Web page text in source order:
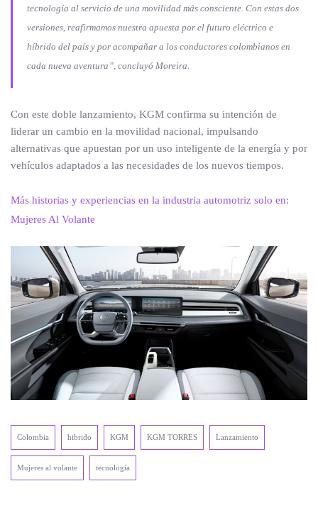
tecnología al servicio de una movilidad más consciente. Con estas dos
versiones, reafirmamos nuestra apuesta por el futuro eléctrico e
híbrido del país y por acompañar a los conductores colombianos en
cada nueva aventura”, concluyó Moreira.
Con este doble lanzamiento, KGM confirma su intención de
liderar un cambio en la movilidad nacional, impulsando
alternativas que apuestan por un uso inteligente de la energía y por
vehículos adaptados a las necesidades de los nuevos tiempos.
Más historias y experiencias en la industria automotriz solo en:
Mujeres Al Volante
Colombia hibrido KGM KGM TORRES Lanzamiento
Mujeres al volante tecnología